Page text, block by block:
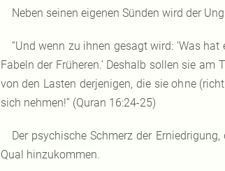
Neben seinen eigenen Sünden wird der
“Und wenn zu ihnen gesagt wird: ‘Was
Fabeln der Früheren.’ Deshalb sollen sie
von den Lasten derjenigen, die sie ohne
sich nehmen!” (Quran 16:24-25)
Der psychische Schmerz der
Qual hinzukommen.